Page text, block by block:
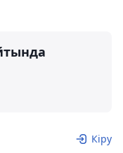
Кіру